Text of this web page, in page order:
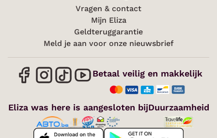
Vragen & contact
Mijn Eliza
Geldteruggarantie
Meld je aan voor onze nieuwsbrief
Betaal veilig en makkelijk
Eliza was here is aangesloten bijDuurzaamheid